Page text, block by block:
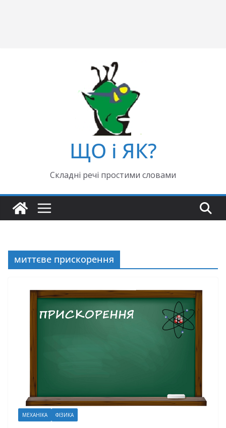
ЩО і ЯК?
Складні речі простими словами
миттєве прискорення
МЕХАНІКА ФІЗИКА